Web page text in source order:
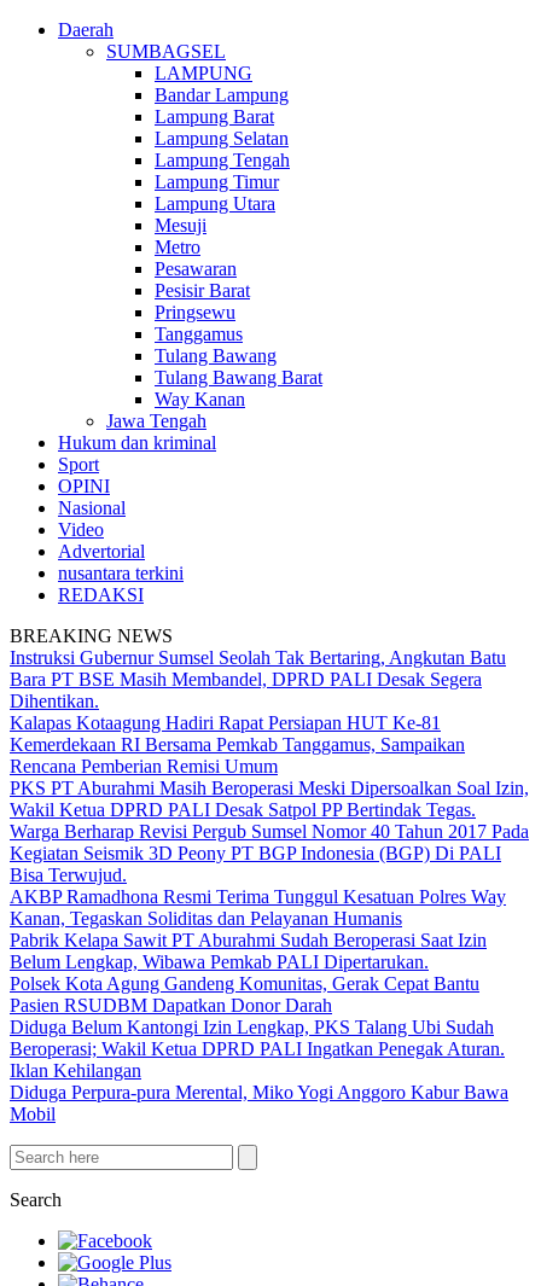
Daerah
SUMBAGSEL
LAMPUNG
Bandar Lampung
Lampung Barat
Lampung Selatan
Lampung Tengah
Lampung Timur
Lampung Utara
Mesuji
Metro
Pesawaran
Pesisir Barat
Pringsewu
Tanggamus
Tulang Bawang
Tulang Bawang Barat
Way Kanan
Jawa Tengah
Hukum dan kriminal
Sport
OPINI
Nasional
Video
Advertorial
nusantara terkini
REDAKSI
BREAKING NEWS
Instruksi Gubernur Sumsel Seolah Tak Bertaring, Angkutan Batu
Bara PT BSE Masih Membandel, DPRD PALI Desak Segera
Dihentikan.
Kalapas Kotaagung Hadiri Rapat Persiapan HUT Ke-81
Kemerdekaan RI Bersama Pemkab Tanggamus, Sampaikan
Rencana Pemberian Remisi Umum
PKS PT Aburahmi Masih Beroperasi Meski Dipersoalkan Soal Izin,
Wakil Ketua DPRD PALI Desak Satpol PP Bertindak Tegas.
Warga Berharap Revisi Pergub Sumsel Nomor 40 Tahun 2017 Pada
Kegiatan Seismik 3D Peony PT BGP Indonesia (BGP) Di PALI
Bisa Terwujud.
AKBP Ramadhona Resmi Terima Tunggul Kesatuan Polres Way
Kanan, Tegaskan Soliditas dan Pelayanan Humanis
Pabrik Kelapa Sawit PT Aburahmi Sudah Beroperasi Saat Izin
Belum Lengkap, Wibawa Pemkab PALI Dipertarukan.
Polsek Kota Agung Gandeng Komunitas, Gerak Cepat Bantu
Pasien RSUDBM Dapatkan Donor Darah
Diduga Belum Kantongi Izin Lengkap, PKS Talang Ubi Sudah
Beroperasi; Wakil Ketua DPRD PALI Ingatkan Penegak Aturan.
Iklan Kehilangan
Diduga Perpura-pura Merental, Miko Yogi Anggoro Kabur Bawa
Mobil
Search